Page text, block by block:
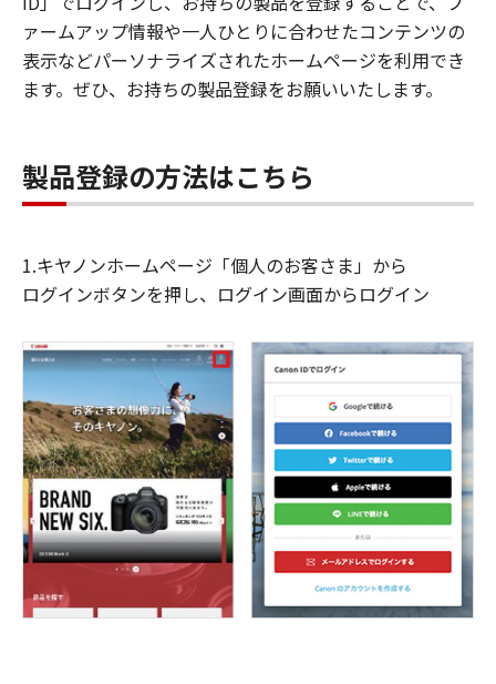
ァームアップ情報や一人ひとりに合わせたコンテンツの
表示などパーソナライズされたホームページを利用でき
ます。ぜひ、お持ちの製品登録をお願いいたします。
製品登録の方法はこちら
1.キヤノンホームページ「個人のお客さま」から
ログインボタンを押し、ログイン画面からログイン